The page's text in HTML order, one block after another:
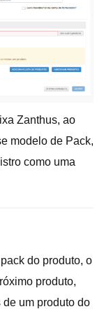
Zanthus, ao
modelo de Pack,
como uma
do produto, o
produto,
um produto do